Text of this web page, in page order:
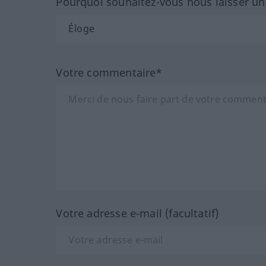
Votre commentaire*
Votre adresse e-mail (facultatif)